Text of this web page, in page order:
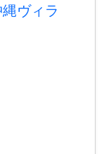
ヴィラ